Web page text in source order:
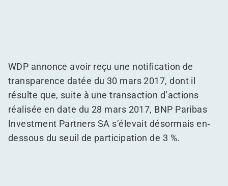
WDP annonce avoir reçu une notification de
transparence datée du 30 mars 2017, dont il
résulte que, suite à une transaction d’actions
réalisée en date du 28 mars 2017, BNP Paribas
Investment Partners SA s’élevait désormais en‐​
dessous du seuil de participation de 3 %.